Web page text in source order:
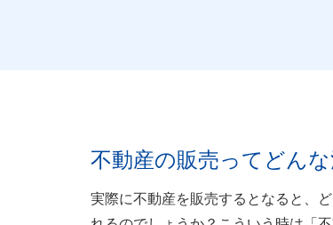
不動産の販売ってどん
実際に不動産を販売するとなると、